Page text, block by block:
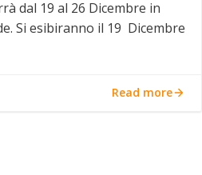
dal 19 al 26 Dicembre in
Si esibiranno il 19 Dicembre
Read more